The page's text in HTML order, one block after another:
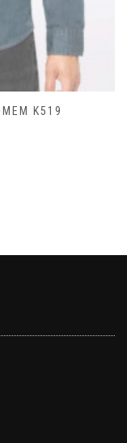
K519